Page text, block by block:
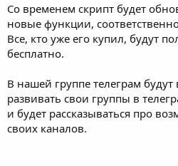
Со временем скрипт будет
новые функции,
Все, кто уже его купил, будут
бесплатно.
В нашей группе телеграм будут
развивать свои группы в
и будет рассказываться про
своих каналов.